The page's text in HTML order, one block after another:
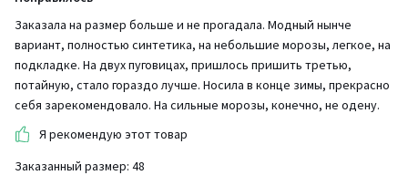
Заказала на размер больше и не прогадала. Модный нынче
вариант, полностью синтетика, на небольшие морозы, легкое, на
подкладке. На двух пуговицах, пришлось пришить третью,
потайную, стало гораздо лучше. Носила в конце зимы, прекрасно
себя зарекомендовало. На сильные морозы, конечно, не одену.
Я рекомендую этот товар
Заказанный размер: 48